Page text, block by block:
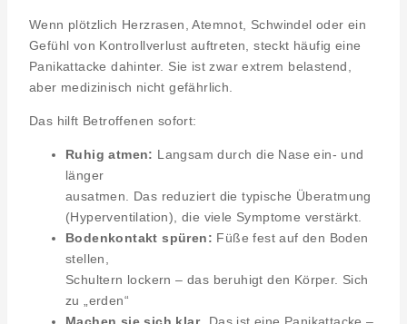
Wenn plötzlich Herzrasen, Atemnot, Schwindel oder ein
Gefühl von Kontrollverlust auftreten, steckt häufig eine
Panikattacke dahinter. Sie ist zwar extrem belastend,
aber medizinisch nicht gefährlich.
Das hilft Betroffenen sofort:
Ruhig atmen: Langsam durch die Nase ein- und
länger
ausatmen. Das reduziert die typische Überatmung
(Hyperventilation), die viele Symptome verstärkt.
Bodenkontakt spüren: Füße fest auf den Boden
stellen,
Schultern lockern – das beruhigt den Körper. Sich
zu „erden“